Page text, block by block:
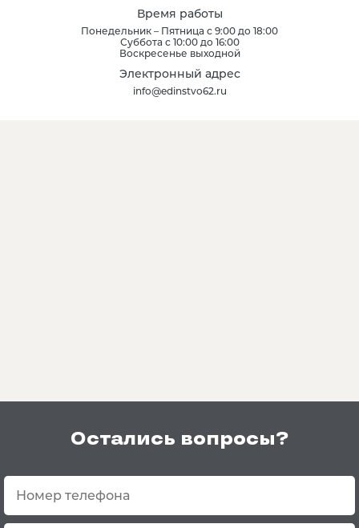
Время работы
Понедельник – Пятница с 9:00 до 18:00
Суббота с 10:00 до 16:00
Воскресенье выходной
Электронный адрес
info@edinstvo62.ru
Остались вопросы?